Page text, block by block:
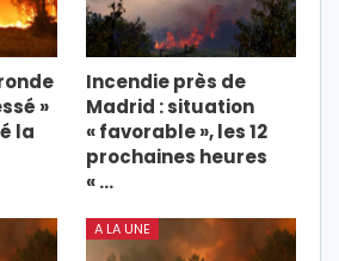
»
la
Incendie près de
Madrid : situation
« favorable », les 12
prochaines heures
« …
A LA UNE